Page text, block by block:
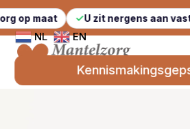
U zit nergens aan vast
NL EN